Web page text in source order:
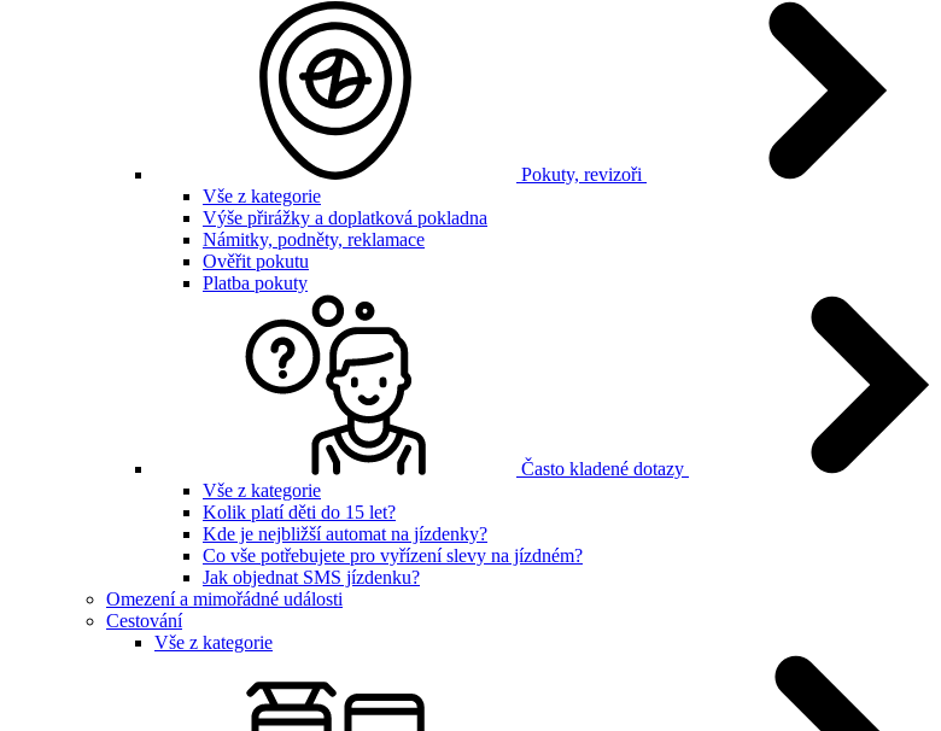
Pokuty, revizoři
Vše z kategorie
Výše přirážky a doplatková pokladna
Námitky, podněty, reklamace
Ověřit pokutu
Platba pokuty
Často kladené dotazy
Vše z kategorie
Kolik platí děti do 15 let?
Kde je nejbližší automat na jízdenky?
Co vše potřebujete pro vyřízení slevy na jízdném?
Jak objednat SMS jízdenku?
Omezení a mimořádné události
Cestování
Vše z kategorie